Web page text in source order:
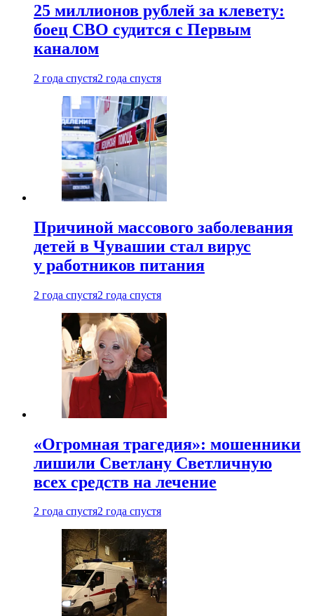
25 миллионов рублей за клевету:
боец СВО судится с Первым
каналом
2 года спустя2 года спустя
Причиной массового заболевания
детей в Чувашии стал вирус
у работников питания
2 года спустя2 года спустя
«Огромная трагедия»: мошенники
лишили Светлану Светличную
всех средств на лечение
2 года спустя2 года спустя